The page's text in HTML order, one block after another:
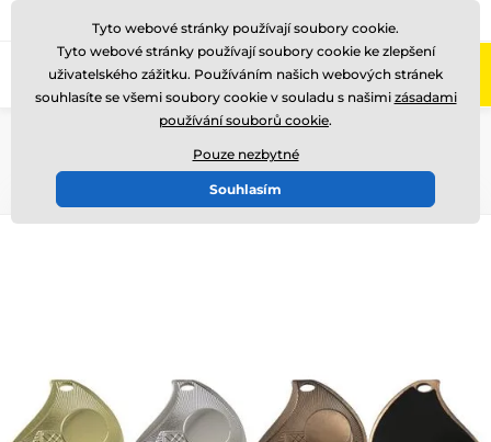
Zavolejte nám (Po-Pá 8-17)
Medaile pro gravírování (vyrytí laserem)
Tyto webové stránky používají soubory cookie.
Tyto webové stránky používají soubory cookie ke zlepšení
uživatelského zážitku. Používáním našich webových stránek
souhlasíte se všemi soubory cookie v souladu s našimi zásadami
používání souborů cookie.
Pouze nezbytné
Souhlasím